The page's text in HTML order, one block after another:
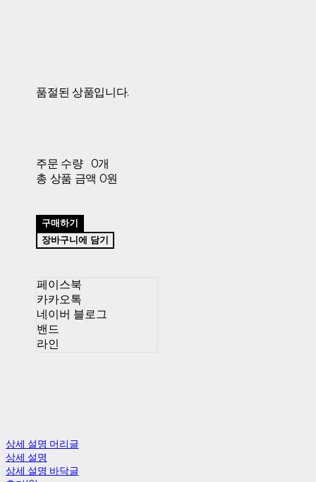
품절된 상품입니다.
주문 수량
0개
총 상품 금액 0원
구매하기
장바구니에 담기
페이스북
카카오톡
네이버 블로그
밴드
라인
상세 설명 머리글
상세 설명
상세 설명 바닥글